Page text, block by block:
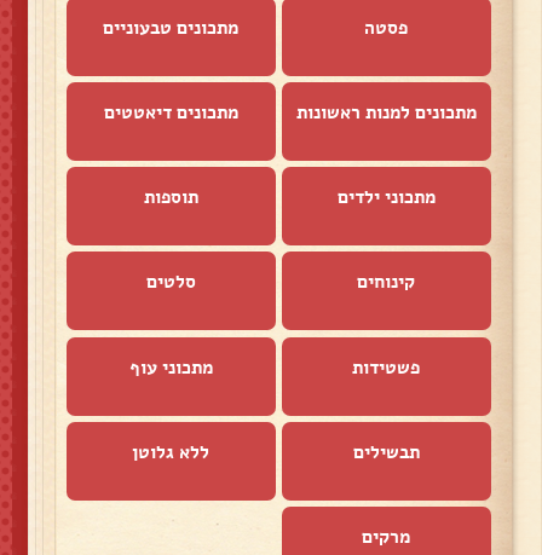
פסטה מתכונים טבעוניים
מתכונים למנות ראשונות מתכונים דיאטטים
מתכוני ילדים תוספות
קינוחים סלטים
פשטידות מתכוני עוף
תבשילים ללא גלוטן
מרקים